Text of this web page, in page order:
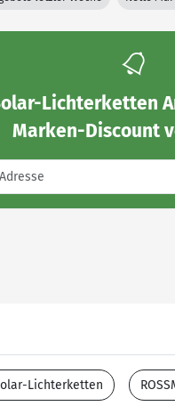
Lichterketten
Marken-Discount
Lichterketten